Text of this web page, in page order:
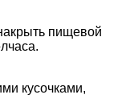
пищевой
кусочками,